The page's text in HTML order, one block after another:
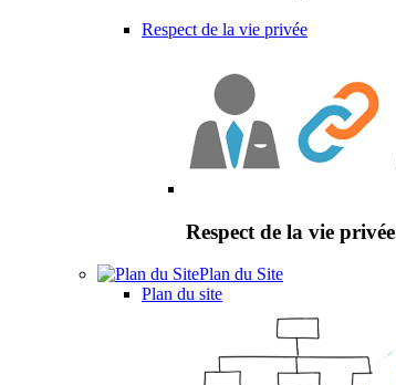
Respect de la vie privée
Respect de la vie privée
Plan du Site
Plan du site